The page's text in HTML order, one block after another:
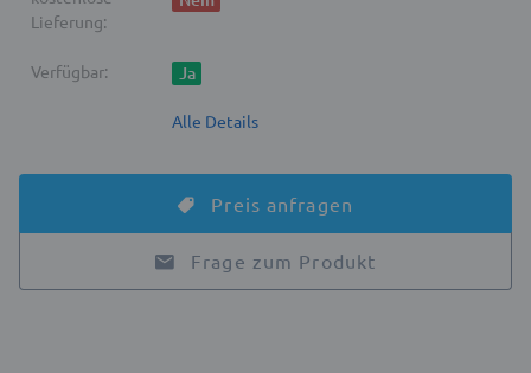
Lieferung:
Verfügbar: Ja
Alle Details
Preis anfragen
Frage zum Produkt